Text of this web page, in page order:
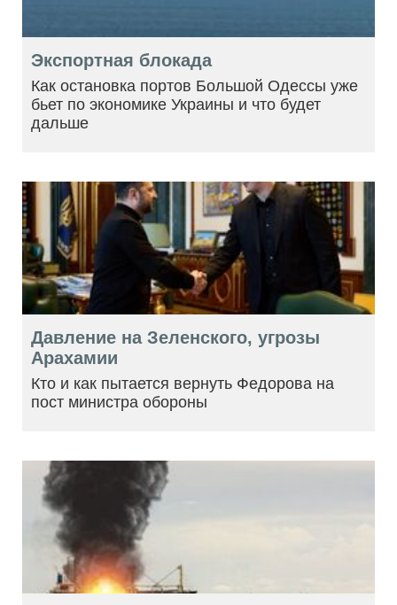
Экспортная блокада
Как остановка портов Большой Одессы уже
бьет по экономике Украины и что будет
дальше
Давление на Зеленского, угрозы
Арахамии
Кто и как пытается вернуть Федорова на
пост министра обороны